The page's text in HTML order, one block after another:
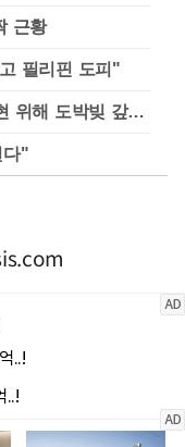
근황
필리핀 도피"
차가원 "MC몽에 400억 뜯겨…백현 위해 도박빚 갚아줘"
다"